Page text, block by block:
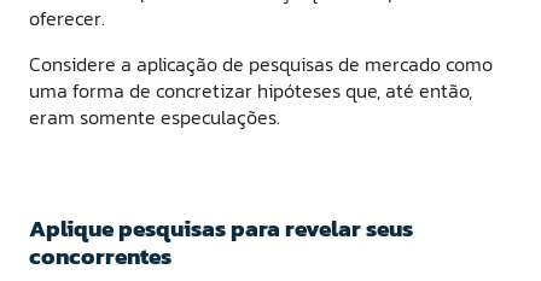
oferecer.
Considere a aplicação de pesquisas de mercado como
uma forma de concretizar hipóteses que, até então,
eram somente especulações.
Aplique pesquisas para revelar seus
concorrentes